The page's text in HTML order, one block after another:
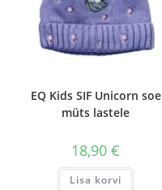
EQ Kids SIF Unicorn soe
müts lastele
18,90€
Lisa korvi